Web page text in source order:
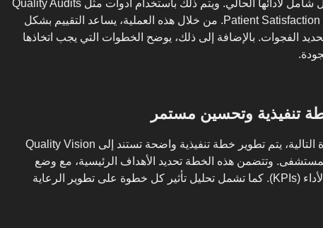
إجراء تحليل شامل لأدائها الحالي. ويتم ذلك باستخدام أدوات مثل Quality Audits
وPatient Satisfaction Surveys. من خلال هذه العملية، يساعد التقييم بشكل
الفجوات. بالإضافة إلى ذلك، يوضح الخطوات التي يجب اتخاذها
تنفيذية وتحسين مستمر
في الخطوة التالية، يتم تطوير خطة تنفيذية واضحة تستند إلى Quality Vision
وتتضمن هذه الخطة تحديد الأهداف الرئيسية، مع وضع
مؤشرات الأداء (KPIs). كما تشمل تحليل تأثير كل خطوة على تطوير الرعاية